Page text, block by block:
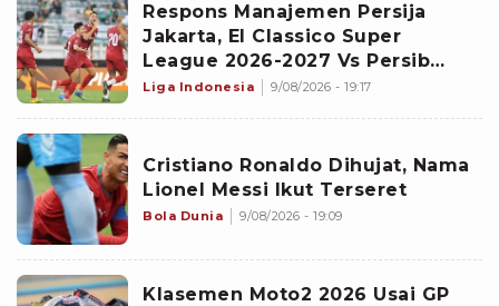
Respons Manajemen Persija
Jakarta, El Classico Super
League 2026-2027 Vs Persib
Bandung Digelar di Pekan Kedua
Liga Indonesia 9/08/2026 - 19:17
Cristiano Ronaldo Dihujat, Nama
Lionel Messi Ikut Terseret
Bola Dunia 9/08/2026 - 19:09
Klasemen Moto2 2026 Usai GP